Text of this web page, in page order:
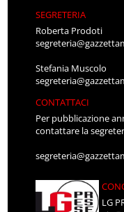
SEGRETERIA
Roberta Prodoti
Stefania Muscolo
CONTATTACI
Per pubblicazione
contattare la
LG